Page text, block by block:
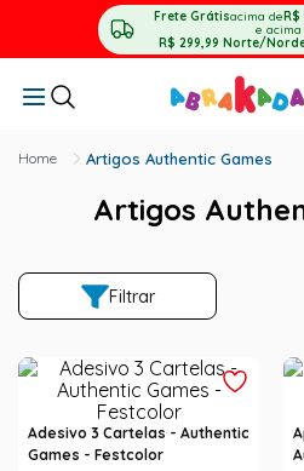
Frete Grátisacima deR$
e acima
R$ 299,99 Norte/
Artigos Authentic Games
Artigos
Filtrar
Adesivo 3 Cartelas - Authentic
Games - Festcolor